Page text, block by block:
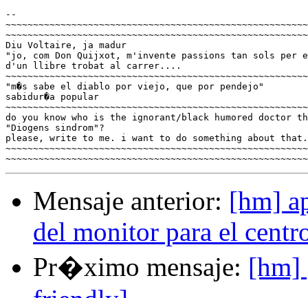
--
Diu Voltaire, ja madur
"jo, com Don Quijxot, m'invente passions tan sols per
d'un llibre trobat al carrer....
"m�s sabe el diablo por viejo, que por pendejo"
sabidur�a popular
do you know who is the ignorant/black humored doctor
"Diogens sindrom"?
please, write to me. i want to do something about that.
Mensaje anterior: [hm]
del monitor para el
Pr�ximo mensaje: [hm]